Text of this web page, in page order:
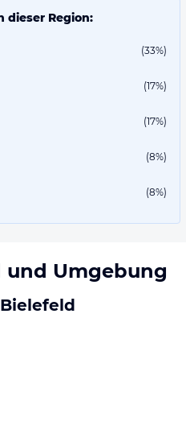
dieser Region:
(33%)
(17%)
(17%)
(8%)
(8%)
und Umgebung